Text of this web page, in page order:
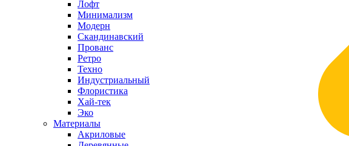
Лофт
Минимализм
Модерн
Скандинавский
Прованс
Ретро
Техно
Индустриальный
Флористика
Хай-тек
Эко
Материалы
Акриловые